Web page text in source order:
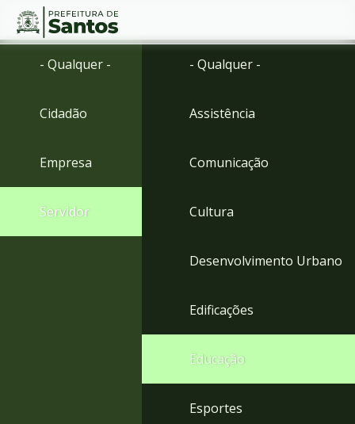
Ir
menu
para
Conteúdo
- Qualquer -
Cidadão
Empresa
Servidor
- Qualquer -
Assistência
Comunicação
Cultura
Desenvolvimento Urbano
Edificações
Educação
Esportes